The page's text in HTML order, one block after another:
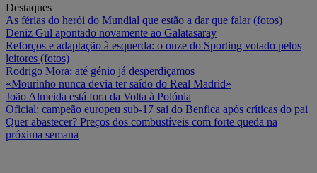
Destaques
As férias do herói do Mundial que estão a dar que falar (fotos)
Deniz Gul apontado novamente ao Galatasaray
Reforços e adaptação à esquerda: o onze do Sporting votado pelos
leitores (fotos)
Rodrigo Mora: até génio já desperdiçamos
«Mourinho nunca devia ter saído do Real Madrid»
João Almeida está fora da Volta à Polónia
Oficial: campeão europeu sub-17 sai do Benfica após críticas do pai
Quer abastecer? Preços dos combustíveis com forte queda na
próxima semana